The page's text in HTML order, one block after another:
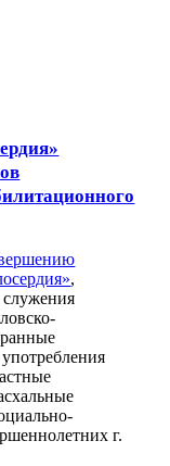
,
служения
употребления
г.